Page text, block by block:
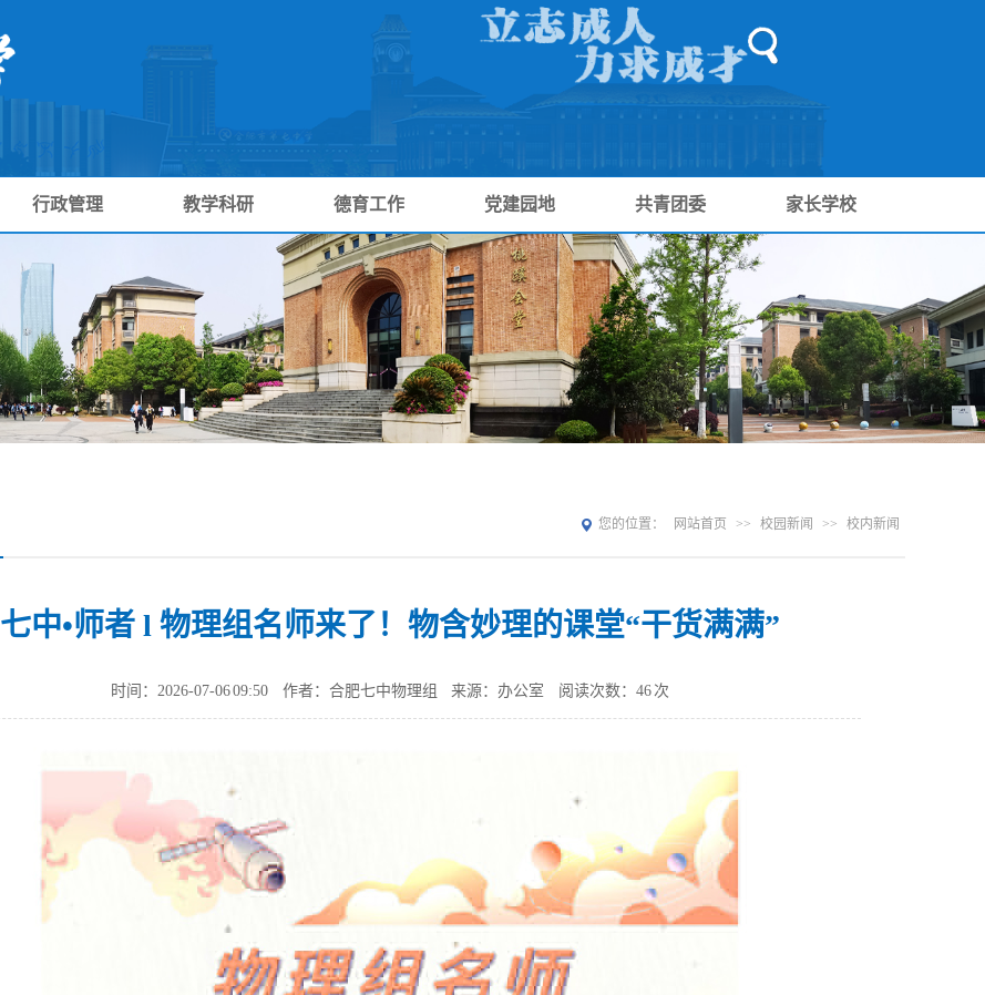
行政管理 教学科研 德育工作 党建园地 共青团委 家长学校
您的位置： 网站首页 >> 校园新闻 >> 校内新闻
七中•师者 l 物理组名师来了！物含妙理的课堂“干货满满”
时间：2026-07-06 09:50 作者：合肥七中物理组 来源：办公室 阅读次数： 46次